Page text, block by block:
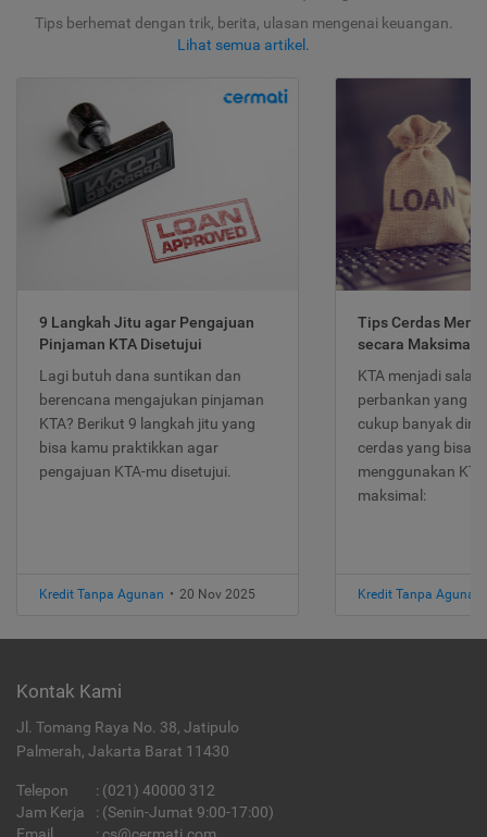
Tips berhemat dengan trik, berita, ulasan mengenai keuangan.
Lihat semua artikel .
9 Langkah Jitu agar Pengajuan
Pinjaman KTA Disetujui
Lagi butuh dana suntikan dan
berencana mengajukan pinjaman
KTA? Berikut 9 langkah jitu yang
bisa kamu praktikkan agar
pengajuan KTA-mu disetujui.
Kredit Tanpa Agunan • 20 Nov 2025
Tips Cerdas
secara Maksimal
KTA menjadi
perbankan yang
cukup banyak
cerdas yang bisa
menggunakan
maksimal:
Kredit Tanpa Agunan
Kontak Kami
Jl. Tomang Raya No. 38, Jatipulo
Palmerah, Jakarta Barat 11430
Telepon : (021) 40000 312
Jam Kerja
: (Senin-Jumat 9:00-17:00)